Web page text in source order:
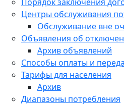
Центры обслуживания
Обслуживание вне
Объявления об
Архив объявлений
Способы оплаты и
Тарифы для населения
Архив
Диапазоны потребления